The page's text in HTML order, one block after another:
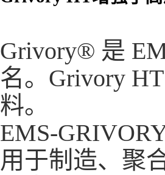
Grivory® 是
名。Grivory
料。
EMS-
用于制造、聚